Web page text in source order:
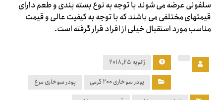
سلفونی عرضه می شوند با توجه به نوع بسته بندی و طعم دارای
قیمتهای مختلفی می باشند که با توجه به کیفیت عالی و قیمت
مناسب مورد استقبال خیلی از افراد قرار گرفته است.
ژانویه ۲۵, ۲۰۱۸
پودر سوخاری ۲۰۰ گرمی پودر سوخاری مرغ